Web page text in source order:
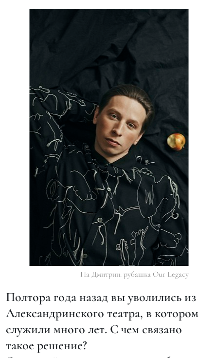
На Дмитрии: рубашка Our Legacy
Полтора года назад вы уволились из
Александринского театра, в котором
служили много лет. С чем связано
такое решение?